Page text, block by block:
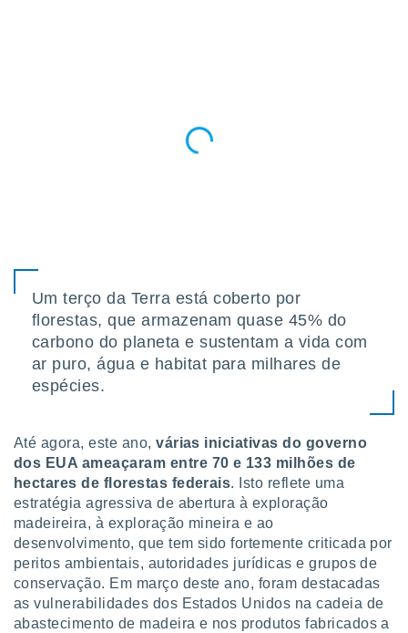
navegação
não
cookies
Pode
de
ao
através
Um terço da Terra está coberto por
florestas, que armazenam quase 45% do
carbono do planeta e sustentam a vida com
ar puro, água e habitat para milhares de
espécies.
Até agora, este ano,várias iniciativas do governo
dos EUA ameaçaram entre 70 e 133 milhões de
hectares de florestas federais. Isto reflete uma
estratégia agressiva de abertura à exploração
madeireira, à exploração mineira e ao
desenvolvimento, que tem sido fortemente criticada por
peritos ambientais, autoridades jurídicas e grupos de
conservação. Em março deste ano, foram destacadas
as vulnerabilidades dos Estados Unidos na cadeia de
abastecimento de madeira e nos produtos fabricados a